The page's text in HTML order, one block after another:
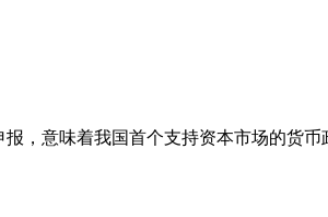
，意味着我国首个支持资本市场的货